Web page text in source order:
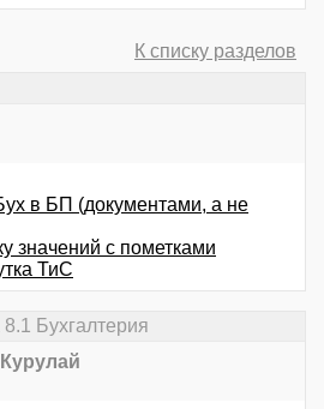
К списку разделов
в БП (документами, а не
значений с пометками
ТиС
Бухгалтерия